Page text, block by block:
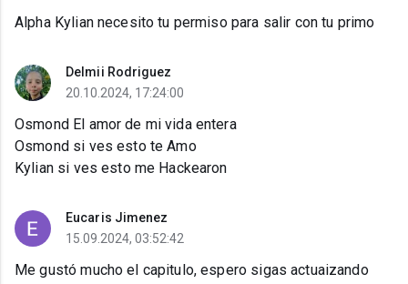
Alpha Kylian necesito tu permiso para salir con tu primo
Delmii Rodriguez
20.10.2024, 17:24:00
Osmond El amor de mi vida entera
Osmond si ves esto te Amo
Kylian si ves esto me Hackearon
Eucaris Jimenez
15.09.2024, 03:52:42
Me gustó mucho el capitulo, espero sigas actuaizando